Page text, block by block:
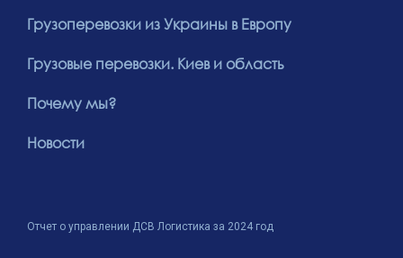
Грузоперевозки из Украины в Европу
Грузовые перевозки. Киев и область
Почему мы?
Новости
Отчет о управлении ДСВ Логистика за 2024 год